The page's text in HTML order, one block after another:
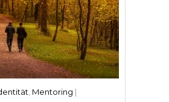
Mentoring |